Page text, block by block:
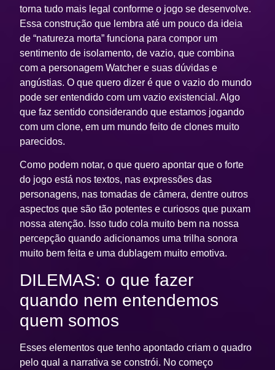
torna tudo mais legal conforme o jogo se desenvolve.
Essa construção que lembra até um pouco da ideia
de “natureza morta” funciona para compor um
sentimento de isolamento, de vazio, que combina
com a personagem Watcher e suas dúvidas e
angústias. O que quero dizer é que o vazio do mundo
pode ser entendido com um vazio existencial. Algo
que faz sentido considerando que estamos jogando
com um clone, em um mundo feito de clones muito
parecidos.
Como podem notar, o que quero apontar que o forte
do jogo está nos textos, nas expressões das
personagens, nas tomadas de câmera, dentre outros
aspectos que são tão potentes e curiosos que puxam
nossa atenção. Isso tudo cola muito bem na nossa
percepção quando adicionamos uma trilha sonora
muito bem feita e uma dublagem muito emotiva.
DILEMAS: o que fazer
quando nem entendemos
quem somos
Esses elementos que tenho apontado criam o quadro
pelo qual a narrativa se constrói. No começo